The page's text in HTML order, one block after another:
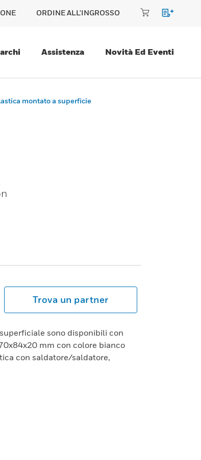
ORDINE ALL'INGROSSO
Assistenza Novità Ed Eventi
montato a superficie
Trova un partner
sono disponibili con
mm con colore bianco
con saldatore/saldatore,